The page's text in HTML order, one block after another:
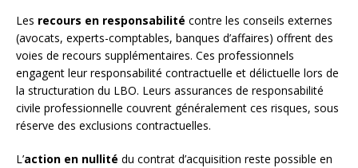
Les recours en responsabilité contre les conseils externes
(avocats, experts-comptables, banques d’affaires) offrent des
voies de recours supplémentaires. Ces professionnels
engagent leur responsabilité contractuelle et délictuelle lors de
la structuration du LBO. Leurs assurances de responsabilité
civile professionnelle couvrent généralement ces risques, sous
réserve des exclusions contractuelles.
L’action en nullité du contrat d’acquisition reste possible en